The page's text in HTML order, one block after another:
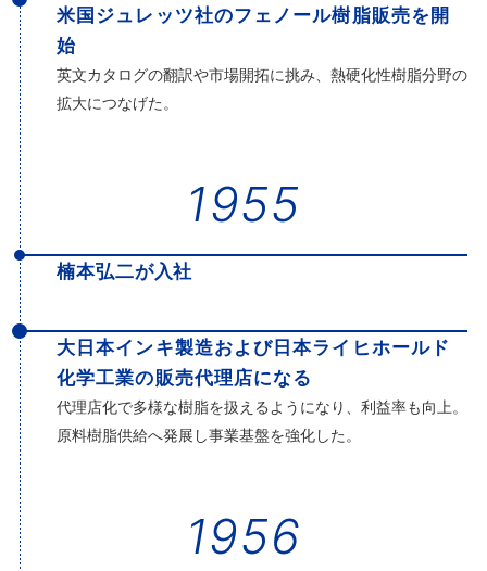
米国ジュレッツ社のフェノール樹脂販売を開
始
英文カタログの翻訳や市場開拓に挑み、熱硬化性樹脂分野の
拡大につなげた。
1955
楠本弘二が入社
大日本インキ製造および日本ライヒホールド
化学工業の販売代理店になる
代理店化で多様な樹脂を扱えるようになり、利益率も向上。
原料樹脂供給へ発展し事業基盤を強化した。
1956